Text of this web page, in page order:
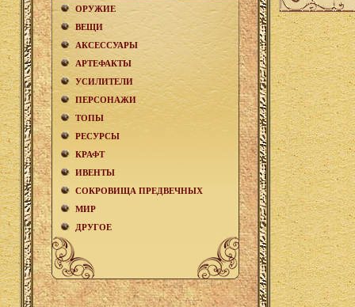
ОРУЖИЕ
ВЕЩИ
АКCЕСCУАРЫ
АРТЕФАКТЫ
УСИЛИТЕЛИ
ПЕРСОНАЖИ
ТОПЫ
РЕСУРСЫ
КРАФТ
ИВЕНТЫ
СОКРОВИЩА ПРЕДВЕЧНЫХ
МИР
ДРУГОЕ